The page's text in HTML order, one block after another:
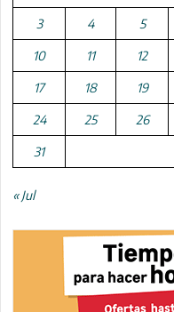
3 4 5
10 11 12
17 18 19
24 25 26
31
« Jul